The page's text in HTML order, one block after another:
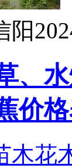
阳
、
价
木花